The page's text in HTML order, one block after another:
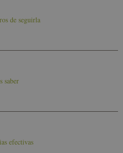
de seguirla
saber
efectivas